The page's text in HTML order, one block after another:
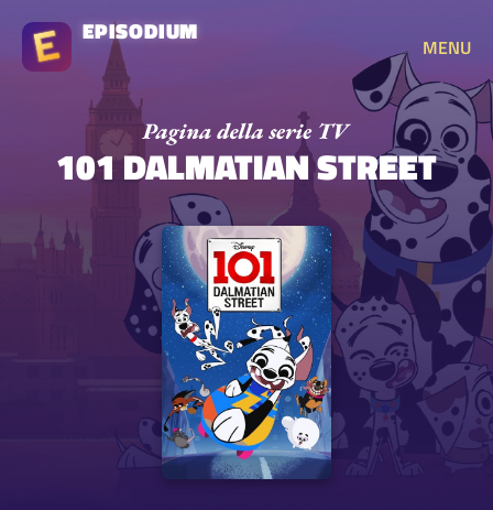
EPISODIUM
MENU
101 DALMATIAN STREET